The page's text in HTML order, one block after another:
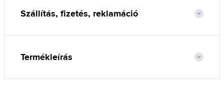
Szállítás, fizetés, reklamáció
Termékleírás